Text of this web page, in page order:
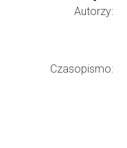
Autorzy:
Czasopismo: